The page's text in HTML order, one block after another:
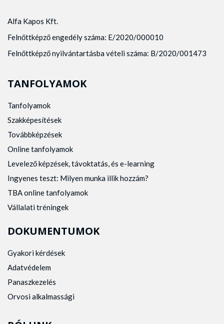
Alfa Kapos Kft.
Felnőttképző engedély száma: E/2020/000010
Felnőttképző nyilvántartásba vételi száma: B/2020/001473
TANFOLYAMOK
Tanfolyamok
Szakképesítések
Továbbképzések
Online tanfolyamok
Levelező képzések, távoktatás, és e-learning
Ingyenes teszt: Milyen munka illik hozzám?
TBA online tanfolyamok
Vállalati tréningek
DOKUMENTUMOK
Gyakori kérdések
Adatvédelem
Panaszkezelés
Orvosi alkalmassági